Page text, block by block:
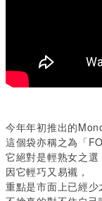
今年年初推出的
這個袋亦稱之為「
它絕對是輕熟女之選
因它輕巧又易襯，
重點是市面上已經少